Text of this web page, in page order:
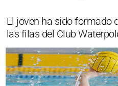
El joven ha sido formado
las filas del Club